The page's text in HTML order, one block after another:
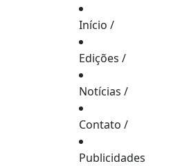
Início /
Edições /
Notícias /
Contato /
Publicidades